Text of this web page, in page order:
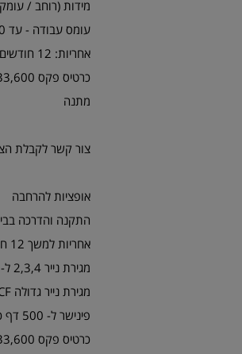
מידות (רוחב / עומק / גובה) - 641 / 494 / 607 מ"מ
עומס עבודה - עד 250,000 דפי הדפסה לחודש
אחריות: 12 חודשים ע"י היבואן
מתנה
צור קשר לקבלת
אופציות להרחבה
התקנה והדרכה
אחריות למשך 12 חודשים ( שנה אחת ) בבית הלקוח מחברת א.א. המיכון הנכון בע"מ
מגירת נייר 2,3,4 ל- 520 דף כל מגירה
מגירת נייר גדולה HCF ל- 2,100 דף
פינישר ל- 500 דף כולל הידוק סיכה אחת ל-50 דף (נדרש ערכת סיכות)
כרטיס פקס 33,600 הכולל זיכרון 16MB לאכסון כ- 1280 דף, ו- 200 זכרונות חיוג